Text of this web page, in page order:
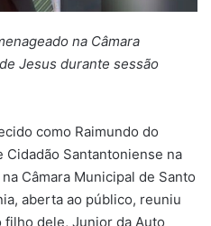
na Câmara
Jesus durante sessão
como Raimundo do
Cidadão Santantoniense na
Câmara Municipal de Santo
aberta ao público, reuniu
filho dele, Junior da Auto